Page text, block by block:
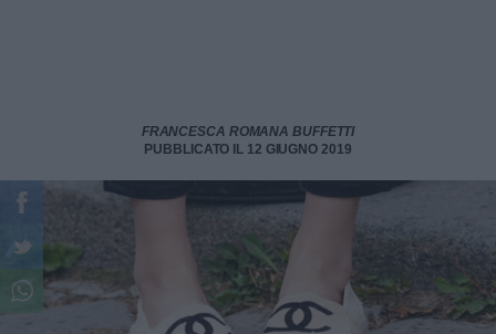
FRANCESCA ROMANA BUFFETTI
PUBBLICATO IL 12 GIUGNO 2019